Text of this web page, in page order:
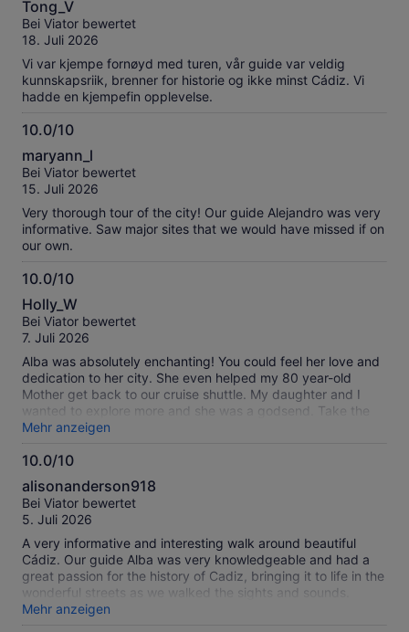
von
10
Tong_V
Bei Viator bewertet
18. Juli 2026
Vi var kjempe fornøyd med turen, vår guide var veldig
kunnskapsriik, brenner for historie og ikke minst Cádiz. Vi
hadde en kjempefin opplevelse.
10.0/10
von
10
maryann_l
Bei Viator bewertet
15. Juli 2026
Very thorough tour of the city! Our guide Alejandro was very
informative. Saw major sites that we would have missed if on
our own.
10.0/10
10.0
von
10
Holly_W
Bei Viator bewertet
7. Juli 2026
Alba was absolutely enchanting! You could feel her love and
dedication to her city. She even helped my 80 year-old
Mother get back to our cruise shuttle. My daughter and I
wanted to explore more and she was a godsend. Take the
tour!
Mehr anzeigen
10.0/10
10.0
von
10
alisonanderson918
Bei Viator bewertet
5. Juli 2026
A very informative and interesting walk around beautiful
Cádiz. Our guide Alba was very knowledgeable and had a
great passion for the history of Cadiz, bringing it to life in the
wonderful streets as we walked the sights and sounds.
Highly recommended.
Mehr anzeigen